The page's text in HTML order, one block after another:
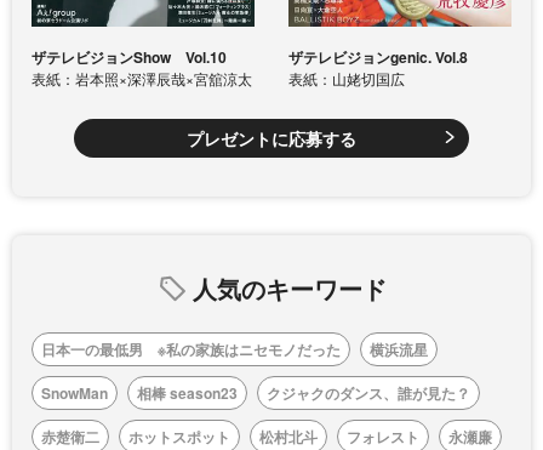
ザテレビジョンShow Vol.10
表紙：岩本照×深澤辰哉×宮舘涼太
ザテレビジョンgenic. Vol.8
表紙：山姥切国広
プレゼントに応募する
人気のキーワード
日本一の最低男 ※私の家族はニセモノだった
横浜流星
SnowMan
相棒 season23
クジャクのダンス、誰が見た？
赤楚衛二
ホットスポット 松村北斗 フォレスト
永瀬廉